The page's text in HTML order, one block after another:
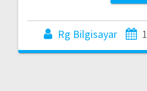
Rg Bilgisayar